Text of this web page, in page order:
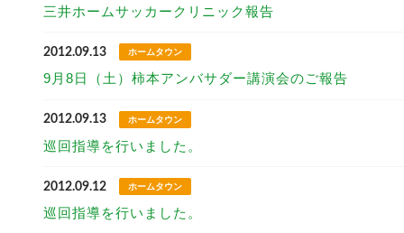
三井ホームサッカークリニック報告
2012.09.13 ホームタウン
9月8日（土）柿本アンバサダー講演会のご報告
2012.09.13 ホームタウン
巡回指導を行いました。
2012.09.12 ホームタウン
巡回指導を行いました。